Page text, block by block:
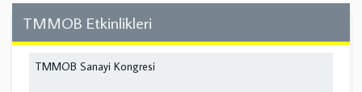
TMMOB Etkinlikleri
TMMOB Sanayi Kongresi